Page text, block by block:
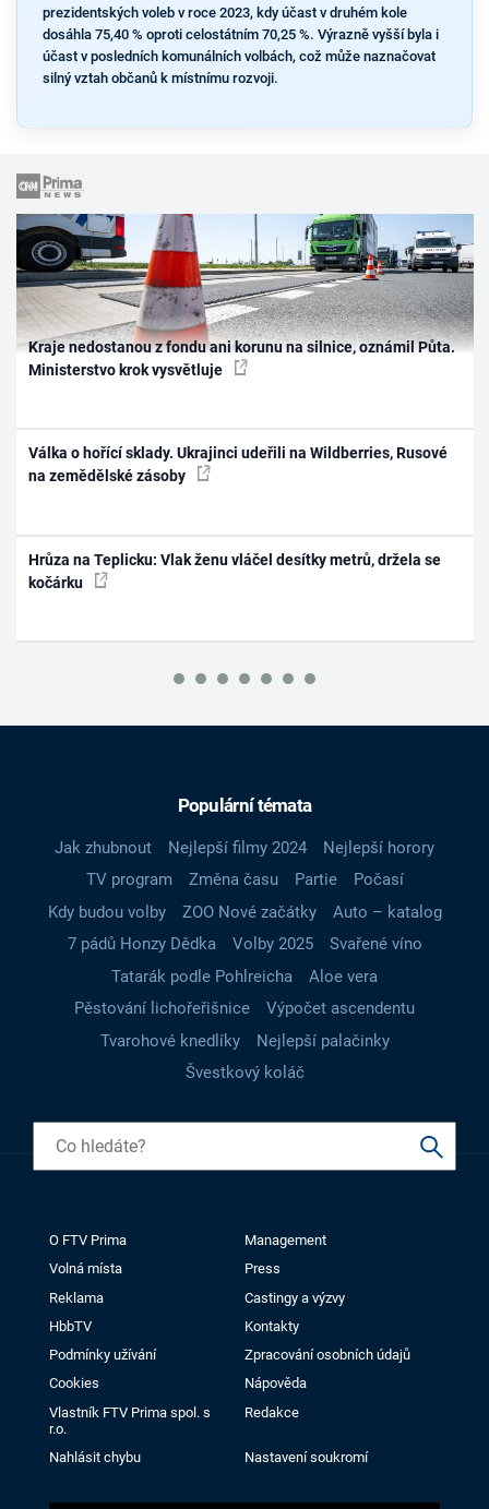
prezidentských voleb v roce 2023, kdy účast v druhém kole
dosáhla 75,40 % oproti celostátním 70,25 %. Výrazně vyšší byla i
účast v posledních komunálních volbách, což může naznačovat
silný vztah občanů k místnímu rozvoji.
Kraje nedostanou z fondu ani korunu na silnice, oznámil Půta.
Ministerstvo krok vysvětluje
Válka o hořící sklady. Ukrajinci udeřili na Wildberries, Rusové
na zemědělské zásoby
Hrůza na Teplicku: Vlak ženu vláčel desítky metrů, držela se
kočárku
Populární témata
Jak zhubnout Nejlepší filmy 2024
Nejlepší horory
TV program
Změna času Partie
Počasí
Kdy budou volby
ZOO Nové začátky
Auto – katalog
7 pádů Honzy Dědka
Volby 2025
Svařené víno
Tatarák podle Pohlreicha
Aloe vera
Pěstování lichořeřišnice
Výpočet ascendentu
Tvarohové knedlíky
Nejlepší palačinky
Švestkový koláč
O FTV Prima
Management
Volná místa
Press
Reklama
Castingy a výzvy
HbbTV
Kontakty
Podmínky užívání
Zpracování osobních údajů
Cookies
Nápověda
Vlastník FTV Prima spol. s
r.o.
Redakce
Nahlásit chybu Nastavení soukromí